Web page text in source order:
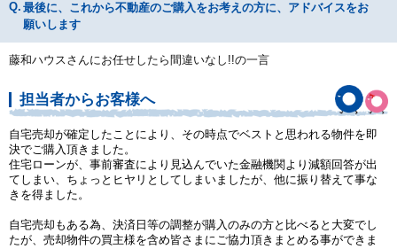
最後に、これから不動産のご購入をお考えの方に、アドバイスをお
願いします
藤和ハウスさんにお任せしたら間違いなし!!の一言
担当者からお客様へ
自宅売却が確定したことにより、その時点でベストと思われる物件を即
決でご購入頂きました。
住宅ローンが、事前審査により見込んでいた金融機関より減額回答が出
てしまい、ちょっとヒヤリとしてしまいましたが、他に振り替えて事な
きを得ました。
自宅売却もある為、決済日等の調整が購入のみの方と比べると大変でし
たが、売却物件の買主様を含め皆さまにご協力頂きまとめる事ができま